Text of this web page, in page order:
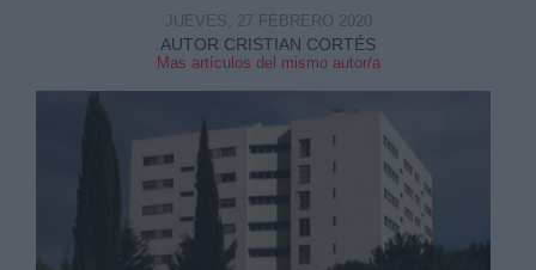
AUTOR CRISTIAN CORTÉS
Mas artículos del mismo autor/a
JUEVES, 27 FEBRERO 2020
Derechos:
link
Información adicional